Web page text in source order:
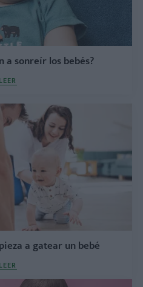
a sonreír los bebés?
LEER
a gatear un bebé
LEER